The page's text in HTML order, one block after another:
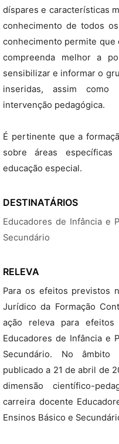
díspares e características
conhecimento de todos
conhecimento permite que
compreenda melhor a
sensibilizar e informar o
inseridas, assim como
intervenção pedagógica.
É pertinente que a
sobre áreas
educação especial.
DESTINATÁRIOS
Educadores de Infância e
Secundário
RELEVA
Para os efeitos previstos
Jurídico da Formação
ação releva para
Educadores de Infância e
Secundário. No
publicado a 21 de abril de
dimensão científico-
carreira docente
Ensinos Básico e